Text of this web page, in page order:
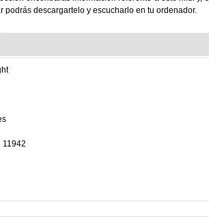
podrás descargartelo y escucharlo en tu ordenador.
11942